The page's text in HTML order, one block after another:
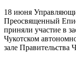
18 июня
Преосвященный
приняли участие в
Чукотском
зале Правительства